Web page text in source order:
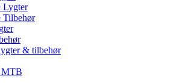
Lygter
Tilbehør
& tilbehør
MTB